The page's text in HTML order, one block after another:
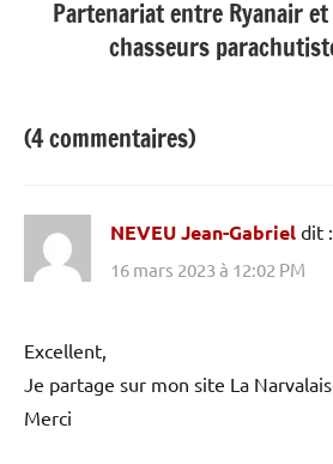
Partenariat entre Ryanair
chasseurs
(4 commentaires)
NEVEU Jean-Gabriel dit :
16 mars 2023 à 12:02 PM
Excellent,
Je partage sur mon site La
Merci